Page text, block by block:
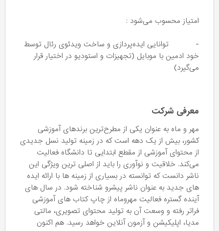
امتیاز محسوب می‌شود :
- توانایی ایده‌پردازی و ساخت ویدئوی رئال توسط
خود ادمین با موبایل (تجهیزات و استودیو در اختیار قرار
می‌گیرد)
معرفی شرکت
مهر و ماه به عنوان یکی از مطرح‌ترین برندهای آموزشی
کشور، بیش از یک دهه است که در زمینه تولید نسل جدیدی
از محتوای آموزشی از مقطع ابتدایی تا دانشگاه فعالیت
می‌کند. خلاقیت و نوآوری را باید از اصلی ‌ترین ویژگی این
ناشر دانست که توانسته در بسیاری از زمینه ها با ارائه ایده
های جدید به عنوان ناشر پیشرو شناخته شود. در سال های
آینده گستره فعالیت مهروماه از چاپ کتاب های آموزشی
فراتر رفته و وسعت آن به تولید محتوای تصویری، مالتی
مدیا، اپلیکیشن و آزمون آنلاین خواهد رسید. هم اکنون